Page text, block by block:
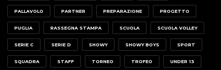
PALLAVOLO PARTNER PREPARAZIONE PROGETTO
PUGLIA RASSEGNA STAMPA SCUOLA SCUOLA VOLLEY
SERIE C SERIE D SHOWY SHOWY BOYS SPORT
SQUADRA STAFF TORNEO TROFEO UNDER 13